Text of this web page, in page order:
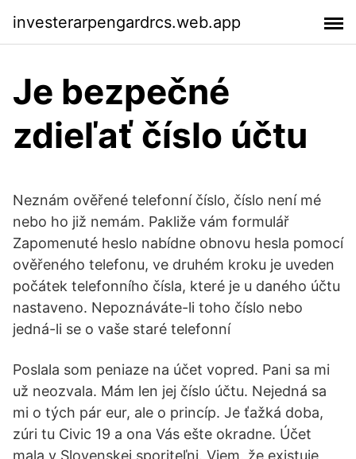
investerarpengardrcs.web.app
Je bezpečné
zdieľať číslo účtu
Neznám ověřené telefonní číslo, číslo není mé
nebo ho již nemám. Pakliže vám formulář
Zapomenuté heslo nabídne obnovu hesla pomocí
ověřeného telefonu, ve druhém kroku je uveden
počátek telefonního čísla, které je u daného účtu
nastaveno. Nepoznáváte-li toho číslo nebo
jedná-li se o vaše staré telefonní
Poslala som peniaze na účet vopred. Pani sa mi
už neozvala. Mám len jej číslo účtu. Nejedná sa
mi o tých pár eur, ale o princíp. Je ťažká doba,
zúri tu Civic 19 a ona Vás ešte okradne. Účet
mala v Slovenskej sporiteľni. Viem, že existuje